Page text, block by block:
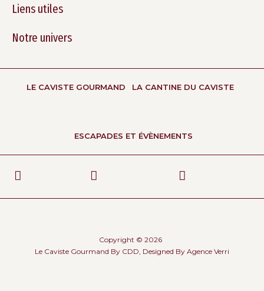
Liens utiles
Notre univers
LE CAVISTE GOURMAND LA CANTINE DU CAVISTE
ESCAPADES ET ÉVÈNEMENTS
Copyright © 2026
Le Caviste Gourmand By CDD, Designed By Agence Verri